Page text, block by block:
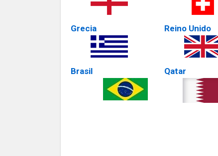
Grecia
Brasil
Reino Unido
Qatar